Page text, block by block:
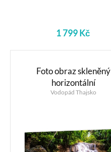
1 799 Kč
Foto obraz skleněný
horizontální
Vodopád Thajsko